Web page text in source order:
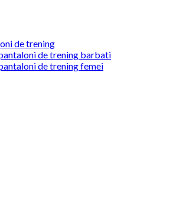
de trening
de trening barbati
de trening femei